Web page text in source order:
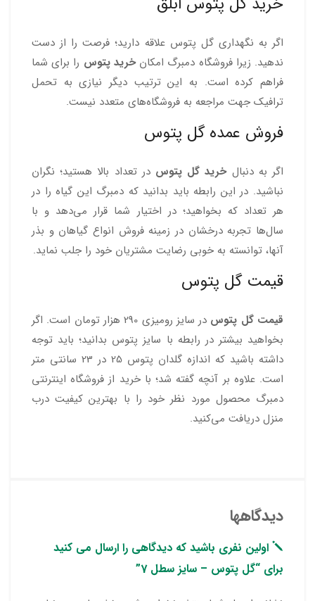
اگر به نگهداری گل پتوس علاقه دارید؛ فرصت را از دست
ندهید. زیرا فروشگاه دمبرگ امکانخرید پتوس را برای شما
فراهم کرده است. به این ترتیب دیگر نیازی به تحمل
ترافیک جهت مراجعه به فروشگاه‌های متعدد نیست.
فروش عمده گل پتوس
اگر به دنبالخرید گل پتوس در تعداد بالا هستید؛ نگران
نباشید. در این رابطه باید بدانید که دمبرگ این گیاه را در
هر تعداد که بخواهید؛ در اختیار شما قرار می‌دهد و با
سال‌ها تجربه درخشان در زمینه فروش انواع گیاهان و بذر
آنها، توانسته به خوبی رضایت مشتریان خود را جلب نماید.
قیمت گل پتوس
قیمت گل پتوس
در سایز رومیزی 290 هزار تومان است. اگر
بخواهید بیشتر در رابطه با سایز پتوس بدانید؛ باید توجه
داشته باشید که اندازه گلدان پتوس 25 در 23 سانتی متر
است. علاوه بر آنچه گفته شد؛ با خرید از فروشگاه اینترنتی
دمبرگ محصول مورد نظر خود را با بهترین کیفیت درب
منزل دریافت می‌کنید.
دیدگاهها
اولین نفری باشید که دیدگاهی را ارسال می کنید
برای “گل پتوس – سایز سطل 7”